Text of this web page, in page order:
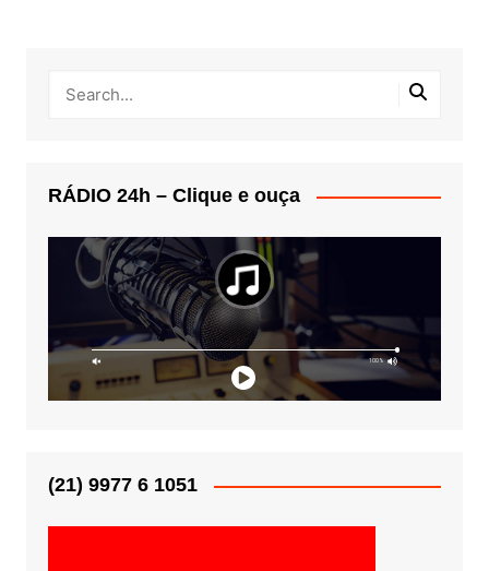
RÁDIO 24h – Clique e ouça
(21) 9977 6 1051